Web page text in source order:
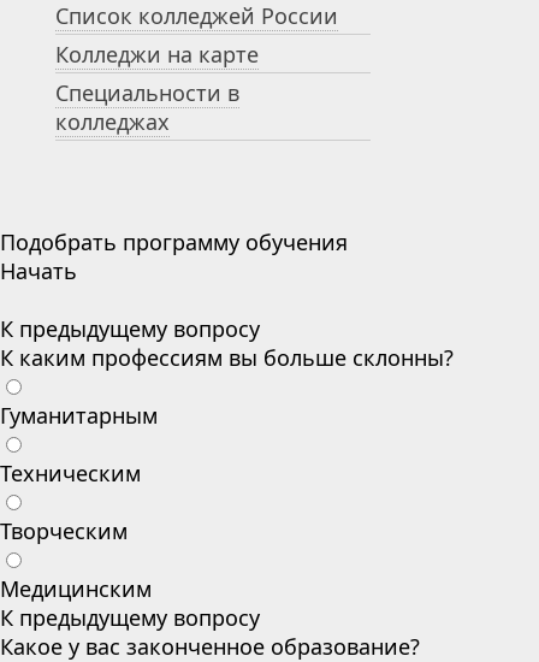
Список колледжей России
Колледжи на карте
Специальности в
колледжах
Подобрать программу обучения
Начать
К предыдущему вопросу
К каким профессиям вы больше склонны?
Гуманитарным
Техническим
Творческим
Медицинским
К предыдущему вопросу
Какое у вас законченное образование?